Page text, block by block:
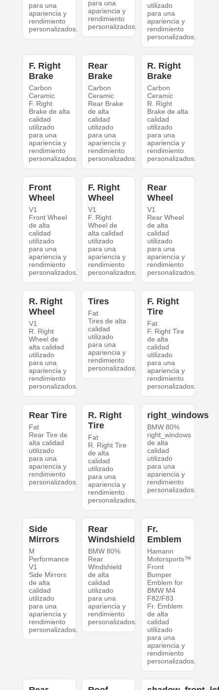
para una
apariencia y
rendimiento
personalizados.
para una
apariencia y
rendimiento
personalizados.
utilizado
para una
apariencia y
rendimiento
personalizados.
F. Right
Brake
Carbon
Ceramic
F. Right
Brake de alta
calidad
utilizado
para una
apariencia y
rendimiento
personalizados.
Rear
Brake
Carbon
Ceramic
Rear Brake
de alta
calidad
utilizado
para una
apariencia y
rendimiento
personalizados.
R. Right
Brake
Carbon
Ceramic
R. Right
Brake de alta
calidad
utilizado
para una
apariencia y
rendimiento
personalizados.
Front
Wheel
V1
Front Wheel
de alta
calidad
utilizado
para una
apariencia y
rendimiento
personalizados.
F. Right
Wheel
V1
F. Right
Wheel de
alta calidad
utilizado
para una
apariencia y
rendimiento
personalizados.
Rear
Wheel
V1
Rear Wheel
de alta
calidad
utilizado
para una
apariencia y
rendimiento
personalizados.
R. Right
Wheel
V1
R. Right
Wheel de
alta calidad
utilizado
para una
apariencia y
rendimiento
personalizados.
Tires
Fat
Tires de alta
calidad
utilizado
para una
apariencia y
rendimiento
personalizados.
F. Right
Tire
Fat
F. Right Tire
de alta
calidad
utilizado
para una
apariencia y
rendimiento
personalizados.
Rear Tire
Fat
Rear Tire de
alta calidad
utilizado
para una
apariencia y
rendimiento
personalizados.
R. Right
Tire
Fat
R. Right Tire
de alta
calidad
utilizado
para una
apariencia y
rendimiento
personalizados.
right_windows
BMW 80%
right_windows
de alta
calidad
utilizado
para una
apariencia y
rendimiento
personalizados.
Side
Mirrors
M
Performance
V1
Side Mirrors
de alta
calidad
utilizado
para una
apariencia y
rendimiento
personalizados.
Rear
Windshield
BMW 80%
Rear
Windshield
de alta
calidad
utilizado
para una
apariencia y
rendimiento
personalizados.
Fr.
Emblem
Hamann
Motorsports™
Front
Bumper
Emblem for
BMW M4
F82/F83
Fr. Emblem
de alta
calidad
utilizado
para una
apariencia y
rendimiento
personalizados.